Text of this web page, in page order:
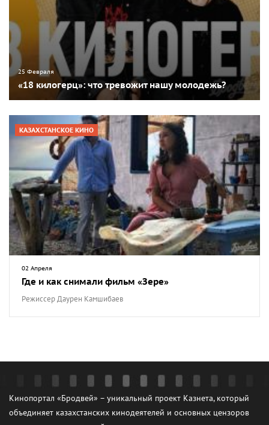
25 Февраля
«18 килогерц»: что тревожит нашу молодежь?
КАЗАХСТАНСКОЕ КИНО
02 Апреля
Где и как снимали фильм «Зере»
Режиссер Даурен Камшибаев
Кинопортал «Бродвей» – уникальный проект Казнета, который
объединяет казахстанских кинодеятелей и основных цензоров